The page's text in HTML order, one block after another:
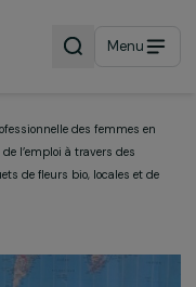
Menu
professionnelle des femmes
de l’emploi à travers des
de fleurs bio, locales et